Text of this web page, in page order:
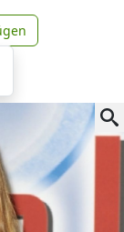
Telegram